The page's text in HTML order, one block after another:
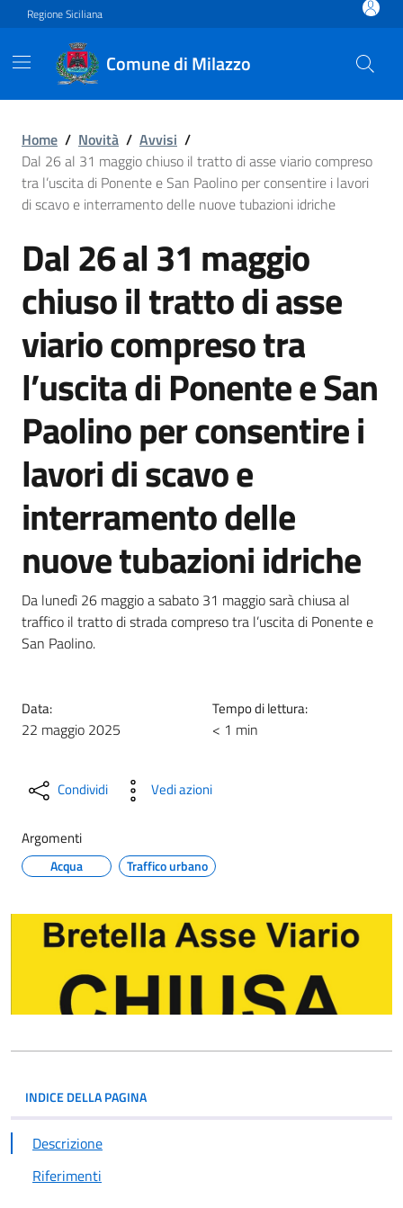
Vai ai contenuti
Vai al footer
Regione Siciliana
Comune di Milazzo
Dal 26 al 31 maggio
Home / Novità / Avvisi /
Dal 26 al 31 maggio chiuso il tratto di asse viario compreso
tra l’uscita di Ponente e San Paolino per consentire i lavori
di scavo e interramento delle nuove tubazioni idriche
Dal 26 al 31 maggio
chiuso il tratto di asse
viario compreso tra
l’uscita di Ponente e San
Paolino per consentire i
lavori di scavo e
interramento delle
nuove tubazioni idriche
Da lunedì 26 maggio a sabato 31 maggio sarà chiusa al
traffico il tratto di strada compreso tra l’uscita di Ponente e
San Paolino.
Data:
22 maggio 2025
Tempo di lettura:
< 1 min
Condividi Vedi azioni
Argomenti
Acqua Traffico urbano
INDICE DELLA PAGINA
Descrizione
Riferimenti